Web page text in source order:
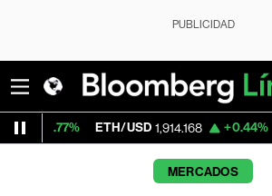
PUBLICIDAD
ETH/USD 1,914.168 +0.44% Visa 364.38
MERCADOS